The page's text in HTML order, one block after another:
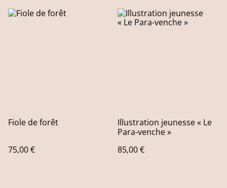
Fiole de forêt
75,00 €
Illustration jeunesse « Le
Para-venche »
85,00 €